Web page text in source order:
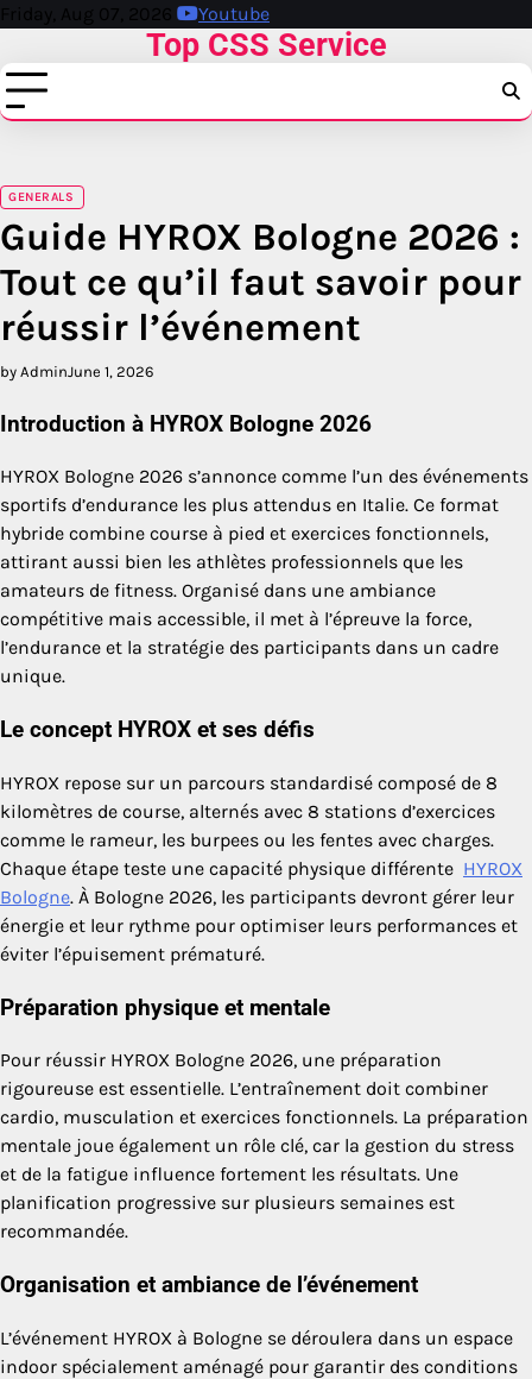
Skip
content
Friday, Aug 07, 2026 Youtube
Top CSS Service
GENERALS
Guide HYROX Bologne 2026 :
Tout ce qu’il faut savoir pour
réussir l’événement
by AdminJune 1, 2026
Introduction à HYROX Bologne 2026
HYROX Bologne 2026 s’annonce comme l’un des événements
sportifs d’endurance les plus attendus en Italie. Ce format
hybride combine course à pied et exercices fonctionnels,
attirant aussi bien les athlètes professionnels que les
amateurs de fitness. Organisé dans une ambiance
compétitive mais accessible, il met à l’épreuve la force,
l’endurance et la stratégie des participants dans un cadre
unique.
Le concept HYROX et ses défis
HYROX repose sur un parcours standardisé composé de 8
kilomètres de course, alternés avec 8 stations d’exercices
comme le rameur, les burpees ou les fentes avec charges.
Chaque étape teste une capacité physique différente HYROX
Bologne. À Bologne 2026, les participants devront gérer leur
énergie et leur rythme pour optimiser leurs performances et
éviter l’épuisement prématuré.
Préparation physique et mentale
Pour réussir HYROX Bologne 2026, une préparation
rigoureuse est essentielle. L’entraînement doit combiner
cardio, musculation et exercices fonctionnels. La préparation
mentale joue également un rôle clé, car la gestion du stress
et de la fatigue influence fortement les résultats. Une
planification progressive sur plusieurs semaines est
recommandée.
Organisation et ambiance de l’événement
L’événement HYROX à Bologne se déroulera dans un espace
indoor spécialement aménagé pour garantir des conditions